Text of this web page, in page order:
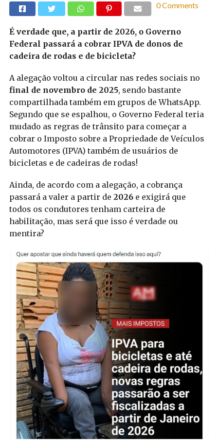
0 Comments
É verdade que, a partir de 2026, o Governo
Federal passará a cobrar IPVA de donos de
cadeira de rodas e de bicicleta?
A alegação voltou a circular nas redes sociais no
final de novembro de 2025, sendo bastante
compartilhada também em grupos de WhatsApp.
Segundo que se espalhou, o Governo Federal teria
mudado as regras de trânsito para começar a
cobrar o Imposto sobre a Propriedade de Veículos
Automotores (IPVA) também de usuários de
bicicletas e de cadeiras de rodas!
Ainda, de acordo com a alegação, a cobrança
passará a valer a partir de 2026e exigirá que
todos os condutores tenham carteira de
habilitação, mas será que isso é verdade ou
mentira?